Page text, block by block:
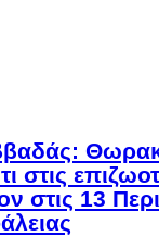
στις
στις 13